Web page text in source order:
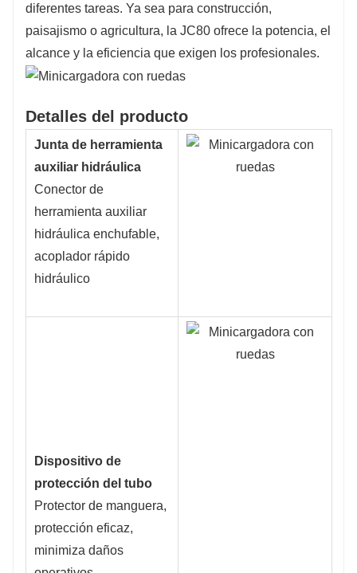
diferentes tareas. Ya sea para construcción,
paisajismo o agricultura, la JC80 ofrece la potencia, el
alcance y la eficiencia que exigen los profesionales.
Detalles del producto
Junta de herramienta
auxiliar hidráulica
Conector de
herramienta auxiliar
hidráulica enchufable,
acoplador rápido
hidráulico
Dispositivo de
protección del tubo
Protector de manguera,
protección eficaz,
minimiza daños